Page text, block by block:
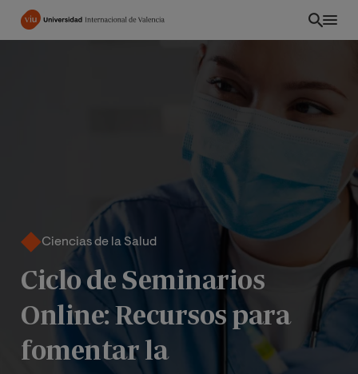
Pasar
Ciencias de la Salud
Ciclo de Seminarios
Online: Recursos para
fomentar la